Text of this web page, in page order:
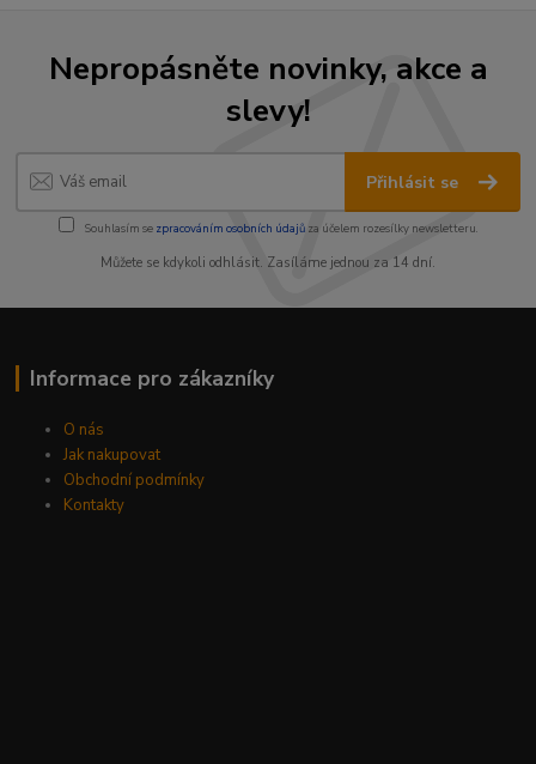
Nepropásněte novinky, akce a
slevy!
Přihlásit se
Souhlasím se zpracováním osobních údajůza účelem rozesílky newsletteru.
Můžete se kdykoli odhlásit. Zasíláme jednou za 14 dní.
Informace pro zákazníky
O nás
Jak nakupovat
Obchodní podmínky
Kontakty